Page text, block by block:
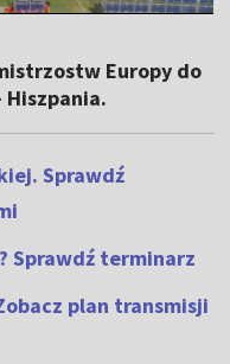
Europy do
Sprawdź
Sprawdź terminarz
plan transmisji